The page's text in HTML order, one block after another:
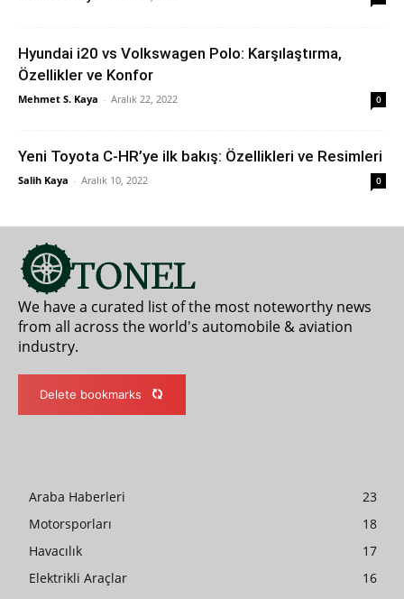
Hyundai i20 vs Volkswagen Polo: Karşılaştırma,
Özellikler ve Konfor
Mehmet S. Kaya - Aralık 22, 2022 0
Yeni Toyota C-HR’ye ilk bakış: Özellikleri ve Resimleri
Salih Kaya - Aralık 10, 2022 0
We have a curated list of the most noteworthy news
from all across the world's automobile & aviation
industry.
Delete bookmarks
Araba Haberleri
23
Motorsporları
18
Havacılık
17
Elektrikli Araçlar
16